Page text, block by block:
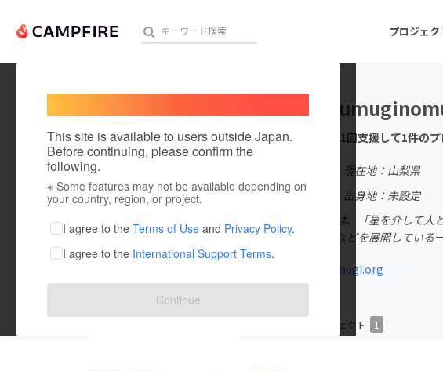
プロジェ
人気のプロジェクト 注目のリターン 注目
アート・写真 音楽
テクノロジー・ガジェット
ゲーム・サ
映像・映画
ビジネス・起業
まちづくり・地域活性化
This site is available to users outside Japan.
Before continuing, please confirm the
following.
※ Some features may not be available depending on
your country, region, or project.
I agree to the Terms of Use and Privacy Policy.
I agree to the International Support Terms.
Continue
これまでに1回支援して1件の
現在地：山梨県
出身国：日本
出身地：未設定
星つむぎの村は、「星を介して
ークショップなどを展開している
hoshitsumugi.org
プロジェクト 1